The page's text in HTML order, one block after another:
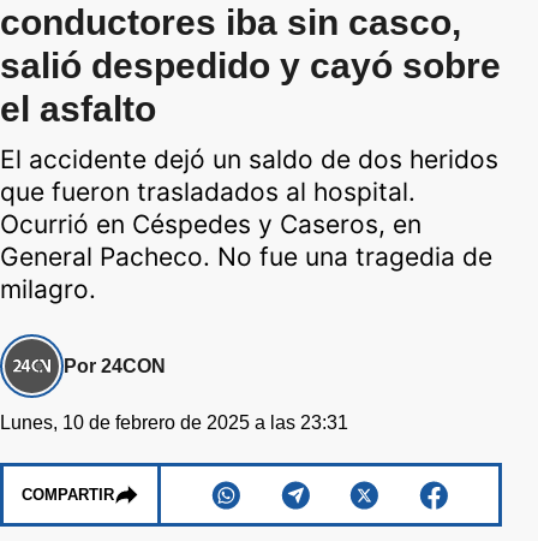
conductores iba sin casco,
salió despedido y cayó sobre
el asfalto
El accidente dejó un saldo de dos heridos
que fueron trasladados al hospital.
Ocurrió en Céspedes y Caseros, en
General Pacheco. No fue una tragedia de
milagro.
Por 24CON
Lunes, 10 de febrero de 2025 a las 23:31
COMPARTIR